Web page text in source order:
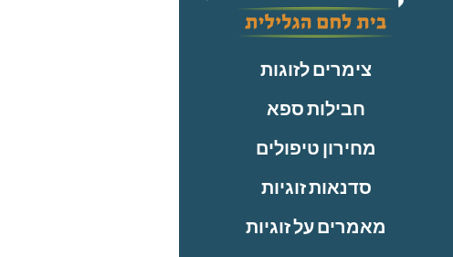
צימרים לזוגות
חבילות ספא
מחירון טיפולים
סדנאות זוגיות
מאמרים על זוגיות